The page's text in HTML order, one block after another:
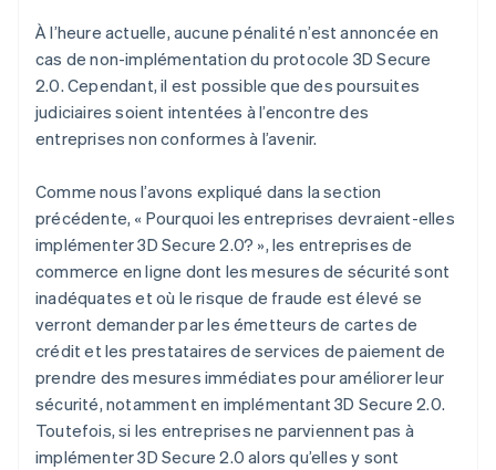
À l’heure actuelle, aucune pénalité n’est annoncée en
cas de non-implémentation du protocole 3D Secure
2.0. Cependant, il est possible que des poursuites
judiciaires soient intentées à l’encontre des
entreprises non conformes à l’avenir.
Comme nous l’avons expliqué dans la section
précédente, « Pourquoi les entreprises devraient-elles
implémenter 3D Secure 2.0? », les entreprises de
commerce en ligne dont les mesures de sécurité sont
inadéquates et où le risque de fraude est élevé se
verront demander par les émetteurs de cartes de
crédit et les prestataires de services de paiement de
prendre des mesures immédiates pour améliorer leur
sécurité, notamment en implémentant 3D Secure 2.0.
Toutefois, si les entreprises ne parviennent pas à
implémenter 3D Secure 2.0 alors qu’elles y sont